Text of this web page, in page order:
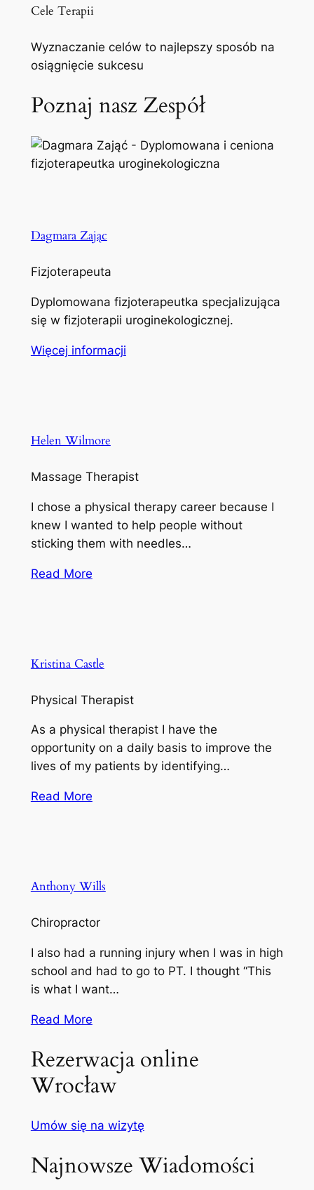
Cele Terapii
Wyznaczanie celów to najlepszy sposób na
osiągnięcie sukcesu
Poznaj nasz Zespół
Dagmara Zając
Fizjoterapeuta
Dyplomowana fizjoterapeutka specjalizująca
się w fizjoterapii uroginekologicznej.
Więcej informacji
Helen Wilmore
Massage Therapist
I chose a physical therapy career because I
knew I wanted to help people without
sticking them with needles…
Read More
Kristina Castle
Physical Therapist
As a physical therapist I have the
opportunity on a daily basis to improve the
lives of my patients by identifying…
Read More
Anthony Wills
Chiropractor
I also had a running injury when I was in high
school and had to go to PT. I thought “This
is what I want…
Read More
Rezerwacja online
Wrocław
Umów się na wizytę
Najnowsze Wiadomości